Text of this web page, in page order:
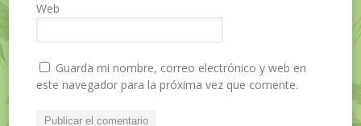
Web
Guarda mi nombre, correo electrónico y web en
este navegador para la próxima vez que comente.